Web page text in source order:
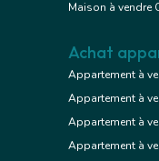
Maison à vendre
Achat
Appartement à
Appartement à
Appartement à
Appartement à